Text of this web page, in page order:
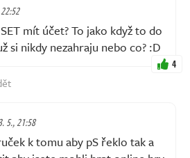
mít účet? To jako když to do
si nikdy nezahraju nebo co? :D
4
5., 21:58
k tomu aby pS řeklo tak a